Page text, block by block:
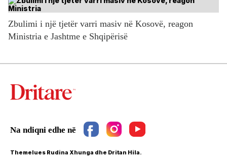
Zbulimi i një tjetër varri masiv në Kosovë, reagon
Ministria e Jashtme e Shqipërisë
Themelues Rudina Xhunga dhe Dritan Hila.